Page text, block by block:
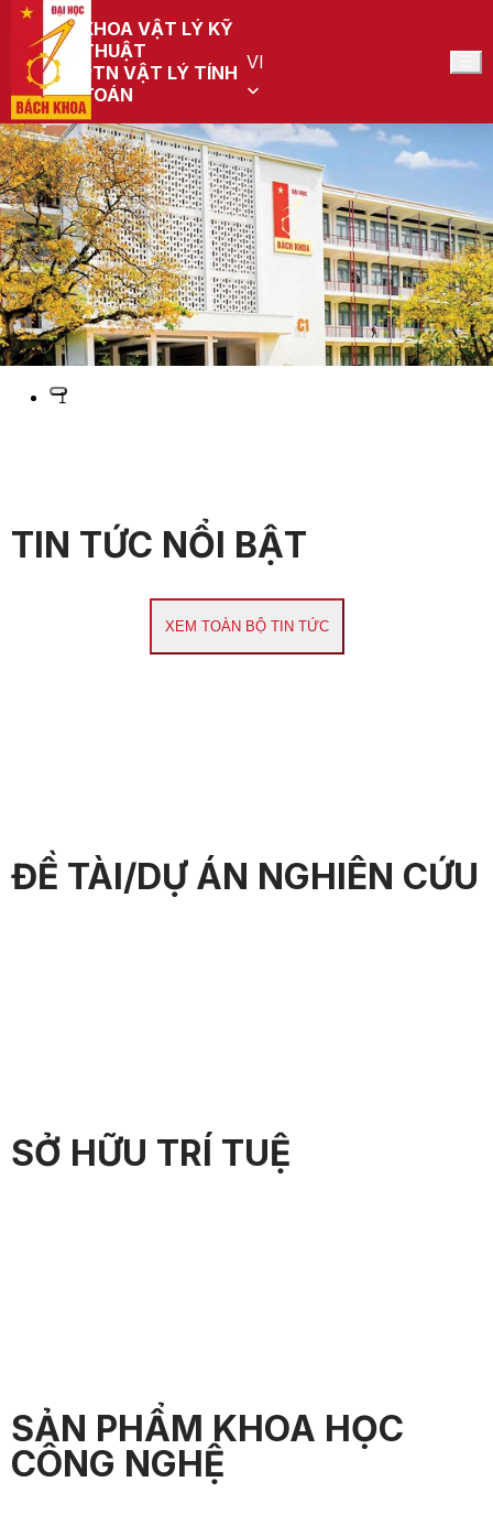
KHOA VẬT LÝ KỸ
THUẬT
PTN VẬT LÝ TÍNH
TOÁN
VI
Preview
1
TIN TỨC NỔI BẬT
XEM TOÀN BỘ TIN TỨC
ĐỀ TÀI/DỰ ÁN NGHIÊN CỨU
SỞ HỮU TRÍ TUỆ
SẢN PHẨM KHOA HỌC
CÔNG NGHỆ